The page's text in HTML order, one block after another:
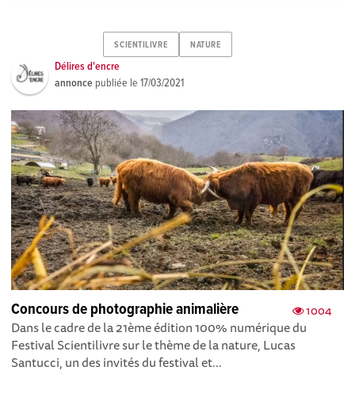
SCIENTILIVRE NATURE
Délires d'encre
annonce publiée le17/03/2021
1004
Concours de photographie animalière
Dans le cadre de la 21ème édition 100% numérique du
Festival Scientilivre sur le thème de la nature, Lucas
Santucci, un des invités du festival et...